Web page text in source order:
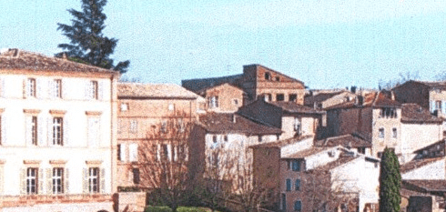
Exporter les lignes sélectionnées
Exporter toutes les colonnes
Exporter uniquement les colonnes affichées
Menu
Images de la page d'accueil
Cliquez pour éditer